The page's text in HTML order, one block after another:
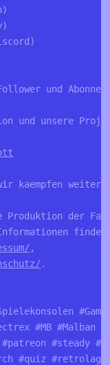
und
und unsere
kaempfen weiter!
Produktion der
,
.
#MB
#patreon #steady
#quiz